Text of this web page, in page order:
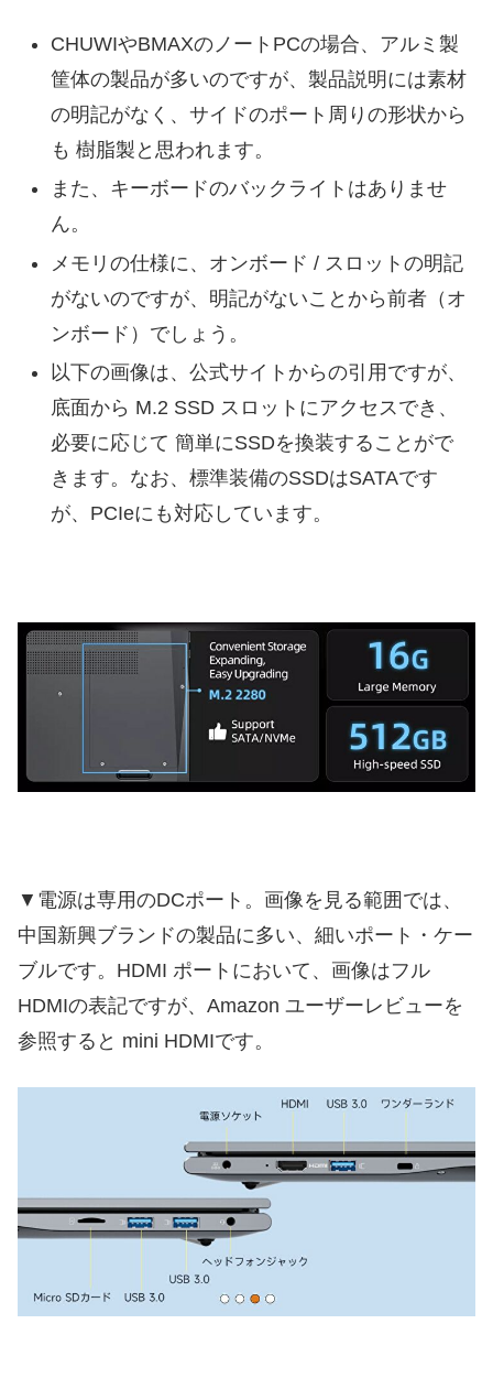
CHUWIやBMAXのノートPCの場合、アルミ製
筐体の製品が多いのですが、製品説明には素材
の明記がなく、サイドのポート周りの形状から
も 樹脂製と思われます。
また、キーボードのバックライトはありませ
ん。
メモリの仕様に、オンボード / スロットの明記
がないのですが、明記がないことから前者（オ
ンボード）でしょう。
以下の画像は、公式サイトからの引用ですが、
底面から M.2 SSD スロットにアクセスでき、
必要に応じて 簡単にSSDを換装することがで
きます。なお、標準装備のSSDはSATAです
が、PCIeにも対応しています。
▼電源は専用のDCポート。画像を見る範囲では、
中国新興ブランドの製品に多い、細いポート・ケー
ブルです。HDMI ポートにおいて、画像はフル
HDMIの表記ですが、Amazon ユーザーレビューを
参照すると mini HDMIです。